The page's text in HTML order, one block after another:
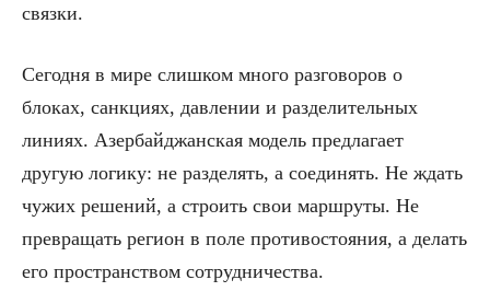
связки.
Сегодня в мире слишком много разговоров о
блоках, санкциях, давлении и разделительных
линиях. Азербайджанская модель предлагает
другую логику: не разделять, а соединять. Не ждать
чужих решений, а строить свои маршруты. Не
превращать регион в поле противостояния, а делать
его пространством сотрудничества.